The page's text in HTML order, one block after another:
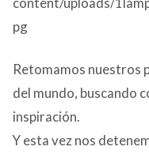
Retomamos nuestros
del mundo, buscando
inspiración.
Y esta vez nos